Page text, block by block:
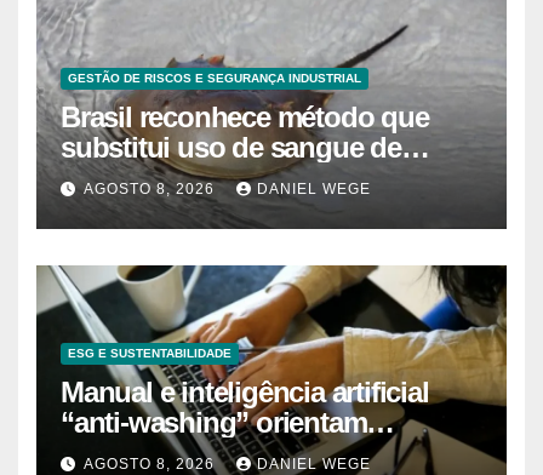
GESTÃO DE RISCOS E SEGURANÇA INDUSTRIAL
Brasil reconhece método que
substitui uso de sangue de
caranguejo-ferradura em testes
farmacêuticos
AGOSTO 8, 2026 DANIEL WEGE
ESG E SUSTENTABILIDADE
Manual e inteligência artificial
“anti-washing” orientam
empresas
AGOSTO 8, 2026 DANIEL WEGE